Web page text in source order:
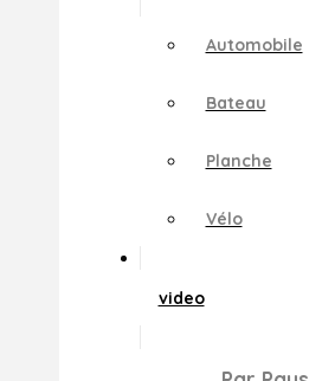
Automobile
Bateau
Planche
Vélo
video